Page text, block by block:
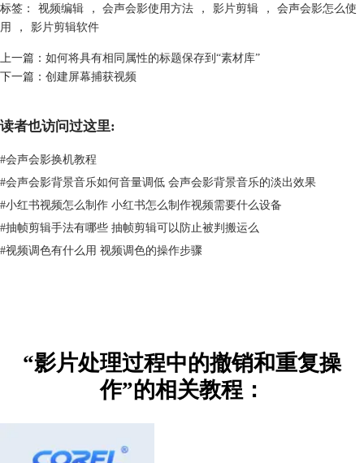
标签： 视频编辑 ， 会声会影使用方法 ， 影片剪辑 ，
会声会影怎么使
用
， 影片剪辑软件
上一篇： 如何将具有相同属性的标题保存到“素材库”
下一篇： 创建屏幕捕获视频
读者也访问过这里:
#会声会影换机教程
#会声会影背景音乐如何音量调低 会声会影背景音乐的淡出效果
#小红书视频怎么制作 小红书怎么制作视频需要什么设备
#抽帧剪辑手法有哪些 抽帧剪辑可以防止被判搬运么
#视频调色有什么用 视频调色的操作步骤
“影片处理过程中的撤销和重复操
作”的相关教程：